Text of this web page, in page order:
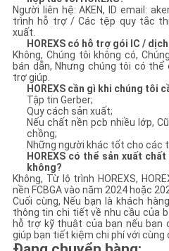
Người liên hệ: AKEN, ID email:
trình hỗ trợ / Các tệp quy tắc
xuất.
HOREXS có hỗ trợ gói IC /
Không, Chúng tôi không có,
bán dẫn, Nhưng chúng tôi có
trợ giúp.
HOREXS cần gì khi chúng tôi
Tập tin Gerber;
Quy cách sản xuất;
Nếu chất nền pcb nhiều lớp,
chồng;
Những người khác tốt cho các
HOREXS có thể sản xuất
không?
Không, Từ lộ trình HOREXS,
nền FCBGA vào năm 2024 hoặc
Cuối cùng, Nếu bạn là khách
thông tin chi tiết về nhu cầu của
hỗ trợ kỹ thuật của bạn nếu bạn
giúp bạn tiết kiệm chi phí với cùng